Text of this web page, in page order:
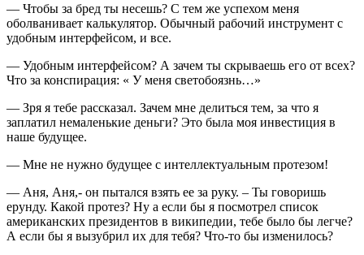
— Чтобы за бред ты несешь? С тем же успехом меня
оболванивает калькулятор. Обычный рабочий инструмент с
удобным интерфейсом, и все.
— Удобным интерфейсом? А зачем ты скрываешь его от всех?
Что за конспирация: « У меня светобоязнь…»
— Зря я тебе рассказал. Зачем мне делиться тем, за что я
заплатил немаленькие деньги? Это была моя инвестиция в
наше будущее.
— Мне не нужно будущее с интеллектуальным протезом!
— Аня, Аня,- он пытался взять ее за руку. – Ты говоришь
ерунду. Какой протез? Ну а если бы я посмотрел список
американских президентов в википедии, тебе было бы легче?
А если бы я вызубрил их для тебя? Что-то бы изменилось?